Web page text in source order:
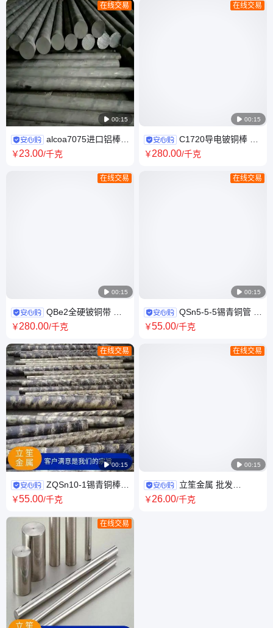
 00:15
在线交易
alcoa7075进口铝棒
7075-T6耐热耐磨铝合金棒
￥23.00/千克
 00:15
在线交易
QBe2全硬铍铜带 高
强度铍镍铜带 C17200弹片铍青
￥280.00/千克
 00:15
在线交易
ZQSn10-1锡青铜棒
批发高耐磨锡青铜圆棒 零切加
￥55.00/千克
在线交易
 00:15
在线交易
C1720导电铍铜棒 进
口模具铍青铜棒 C17200高硬度
￥280.00/千克
 00:15
在线交易
QSn5-5-5锡青铜管 高
精光亮锡青铜套 高硬度杯士铜
￥55.00/千克
 00:15
在线交易
立笙金属 批发
SUS303易车削不锈钢圆钢 耐
￥26.00/千克